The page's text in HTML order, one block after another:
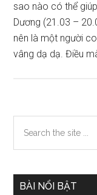
sao nào có thể
Dương (21.03 –
nên là một người
vâng dạ dạ. Điều
Primary
Sidebar
the
BÀI NỔI BẬT